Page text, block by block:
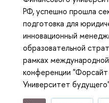
РФ, успешно прошла
подготовка для
инновационный
образовательной
рамках
конференции "Форсайт
Университет